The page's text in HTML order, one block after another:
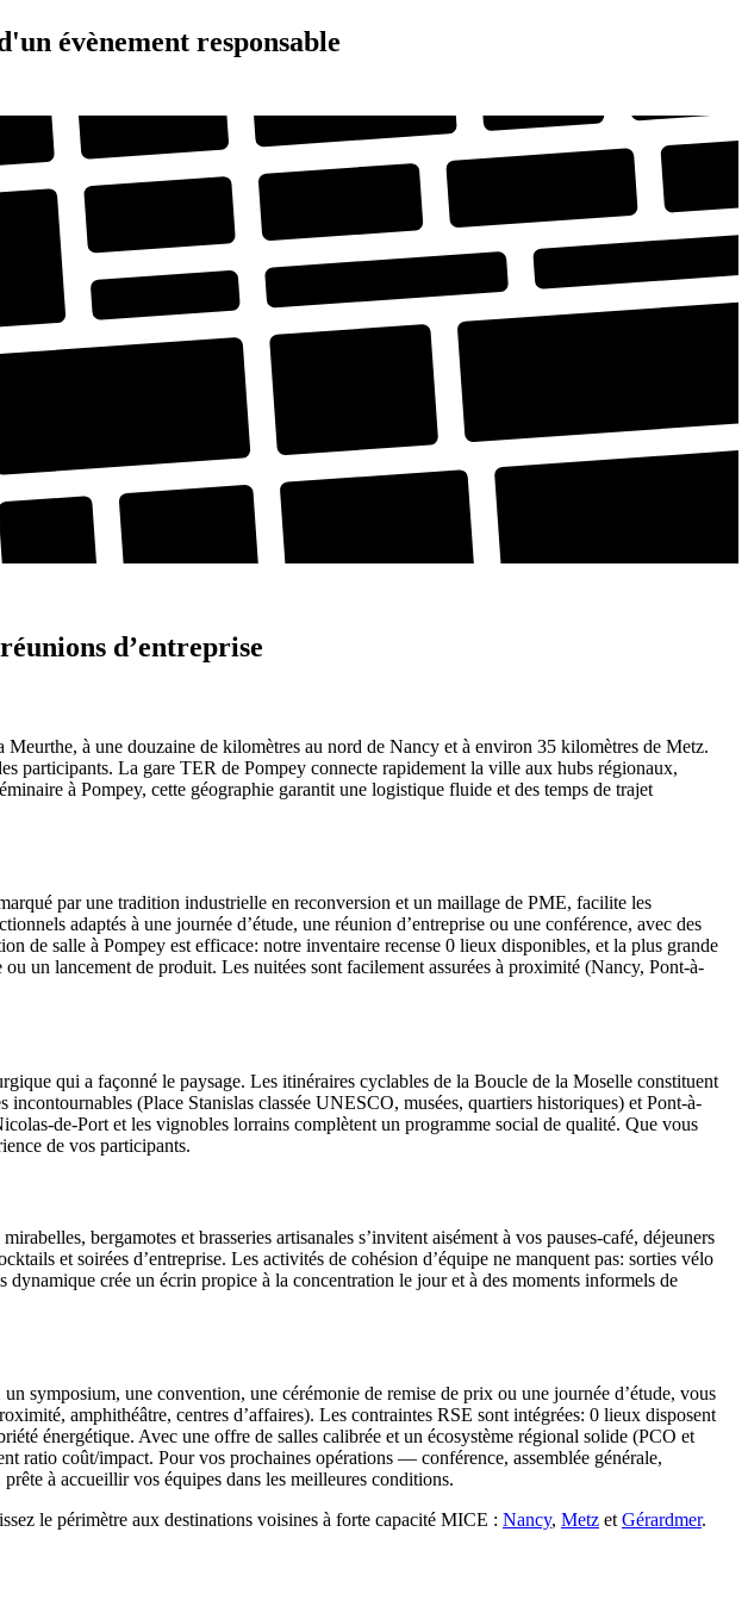
évènement responsable
d’entreprise
à une douzaine de kilomètres au nord de Nancy et à environ 35 kilomètres de Metz.
participants. La gare TER de Pompey connecte rapidement la ville aux hubs régionaux,
à Pompey, cette géographie garantit une logistique fluide et des temps de trajet
par une tradition industrielle en reconversion et un maillage de PME, facilite les
adaptés à une journée d’étude, une réunion d’entreprise ou une conférence, avec des
de salle à Pompey est efficace: notre inventaire recense 0 lieux disponibles, et la plus grande
un lancement de produit. Les nuitées sont facilement assurées à proximité (Nancy, Pont-à-
qui a façonné le paysage. Les itinéraires cyclables de la Boucle de la Moselle constituent
(Place Stanislas classée UNESCO, musées, quartiers historiques) et Pont-à-
de-Port et les vignobles lorrains complètent un programme social de qualité. Que vous
de vos participants.
bergamotes et brasseries artisanales s’invitent aisément à vos pauses-café, déjeuners
et soirées d’entreprise. Les activités de cohésion d’équipe ne manquent pas: sorties vélo
crée un écrin propice à la concentration le jour et à des moments informels de
symposium, une convention, une cérémonie de remise de prix ou une journée d’étude, vous
amphithéâtre, centres d’affaires). Les contraintes RSE sont intégrées: 0 lieux disposent
énergétique. Avec une offre de salles calibrée et un écosystème régional solide (PCO et
ratio coût/impact. Pour vos prochaines opérations — conférence, assemblée générale,
à accueillir vos équipes dans les meilleures conditions.
le périmètre aux destinations voisines à forte capacité MICE : Nancy, Metz etGérardmer.